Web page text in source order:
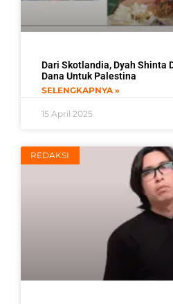
Dari Skotlandia, Dyah Shinta
Dana Untuk Palestina
SELENGKAPNYA »
15 April 2025
REDAKSI